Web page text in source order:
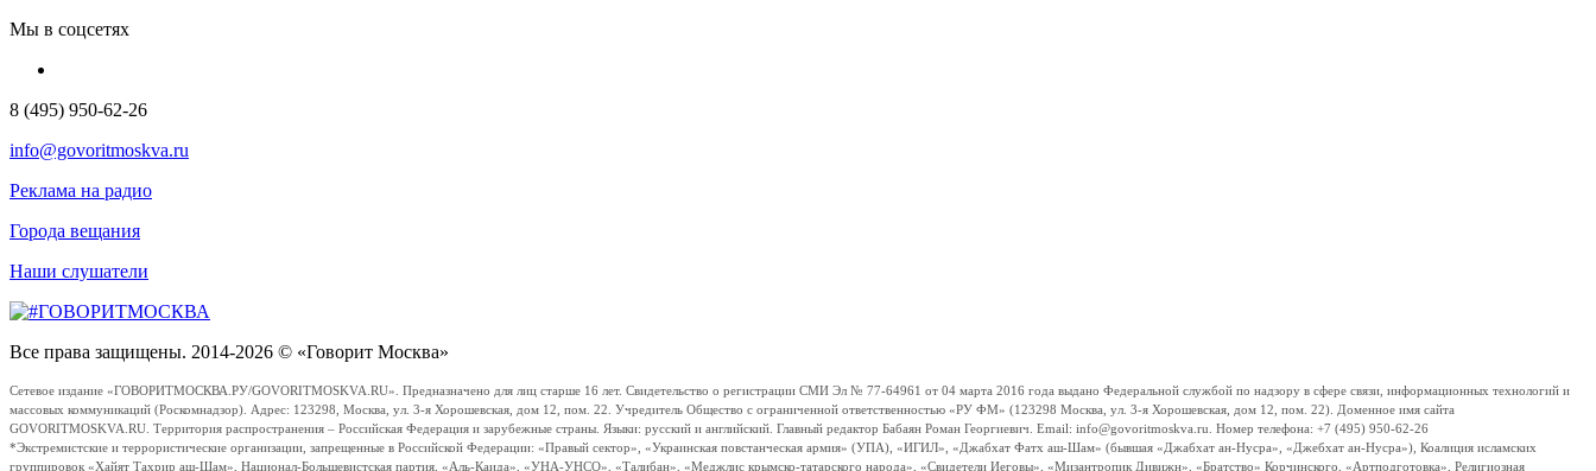
Мы в соцсетях
8 (495) 950-62-26
info@govoritmoskva.ru
Реклама на радио
Города вещания
Наши слушатели
Все права защищены. 2014-2026 © «Говорит Москва»
Сетевое издание «ГОВОРИТМОСКВА.РУ/GOVORITMOSKVA.RU». Предназначено для лиц старше 16 лет. Свидетельство о регистрации СМИ Эл № 77-64961 от 04 марта 2016 года выдано Федеральной службой по надзору в сфере связи, информационных технологий и
массовых коммуникаций (Роскомнадзор). Адрес: 123298, Москва, ул. 3-я Хорошевская, дом 12, пом. 22. Учредитель Общество с ограниченной ответственностью «РУ ФМ» (123298 Москва, ул. 3-я Хорошевская, дом 12, пом. 22). Доменное имя сайта
GOVORITMOSKVA.RU. Территория распространения – Российская Федерация и зарубежные страны. Языки: русский и английский. Главный редактор Бабаян Роман Георгиевич. Email: info@govoritmoskva.ru. Номер телефона: +7 (495) 950-62-26
*Экстремистские и террористические организации, запрещенные в Российской Федерации: «Правый сектор», «Украинская повстанческая армия» (УПА), «ИГИЛ», «Джабхат Фатх аш-Шам» (бывшая «Джабхат ан-Нусра», «Джебхат ан-Нусра»), Коалиция исламских
группировок «Хайят Тахрир аш-Шам», Национал-Большевистская партия, «Аль-Каида», «УНА-УНСО», «Талибан», «Меджлис крымско-татарского народа», «Свидетели Иеговы», «Мизантропик Дивижн», «Братство» Корчинского, «Артподготовка», Религиозная